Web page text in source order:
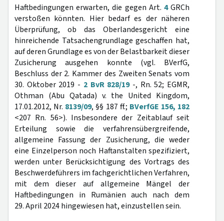
Haftbedingungen erwarten, die gegen Art. 4GRCh
verstoßen könnten. Hier bedarf es der näheren
Überprüfung, ob das Oberlandesgericht eine
hinreichende Tatsachengrundlage geschaffen hat,
auf deren Grundlage es von der Belastbarkeit dieser
Zusicherung ausgehen konnte (vgl. BVerfG,
Beschluss der 2. Kammer des Zweiten Senats vom
30. Oktober 2019 - 2 BvR 828/19-, Rn. 52; EGMR,
Othman (Abu Qatada) v. the United Kingdom,
17.01.2012, Nr. 8139/09, §§ 187 ff.; BVerfGE 156, 182
<207 Rn. 56>). Insbesondere der Zeitablauf seit
Erteilung sowie die verfahrensübergreifende,
allgemeine Fassung der Zusicherung, die weder
eine Einzelperson noch Haftanstalten spezifiziert,
werden unter Berücksichtigung des Vortrags des
Beschwerdeführers im fachgerichtlichen Verfahren,
mit dem dieser auf allgemeine Mängel der
Haftbedingungen in Rumänien auch nach dem
29. April 2024 hingewiesen hat, einzustellen sein.